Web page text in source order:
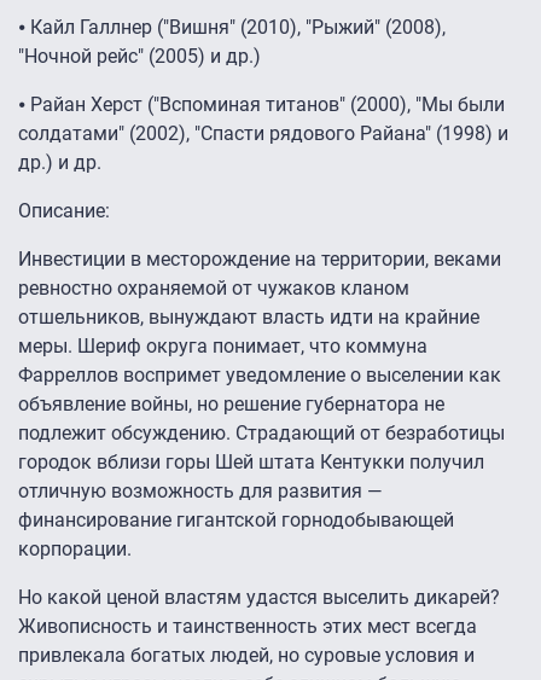
⦁ Кайл Галлнер ("Вишня" (2010), "Рыжий" (2008),
"Ночной рейс" (2005) и др.)
⦁ Райан Херст ("Вспоминая титанов" (2000), "Мы были
солдатами" (2002), "Спасти рядового Райана" (1998) и
др.) и др.
Описание:
Инвестиции в месторождение на территории, веками
ревностно охраняемой от чужаков кланом
отшельников, вынуждают власть идти на крайние
меры. Шериф округа понимает, что коммуна
Фарреллов воспримет уведомление о выселении как
объявление войны, но решение губернатора не
подлежит обсуждению. Страдающий от безработицы
городок вблизи горы Шей штата Кентукки получил
отличную возможность для развития —
финансирование гигантской горнодобывающей
корпорации.
Но какой ценой властям удастся выселить дикарей?
Живописность и таинственность этих мест всегда
привлекала богатых людей, но суровые условия и